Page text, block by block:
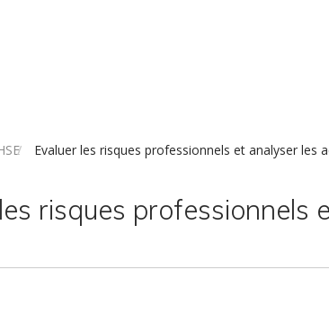
Evaluer les risques professionnels et analyser les
risques professionnels